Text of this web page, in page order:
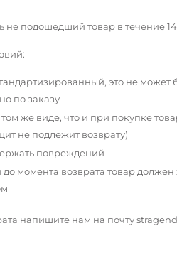
не подошедший товар в течение
это не может
по заказу
же виде, что и при покупке
не подлежит возврату)
повреждений
момента возврата товар должен
напишите нам на почту